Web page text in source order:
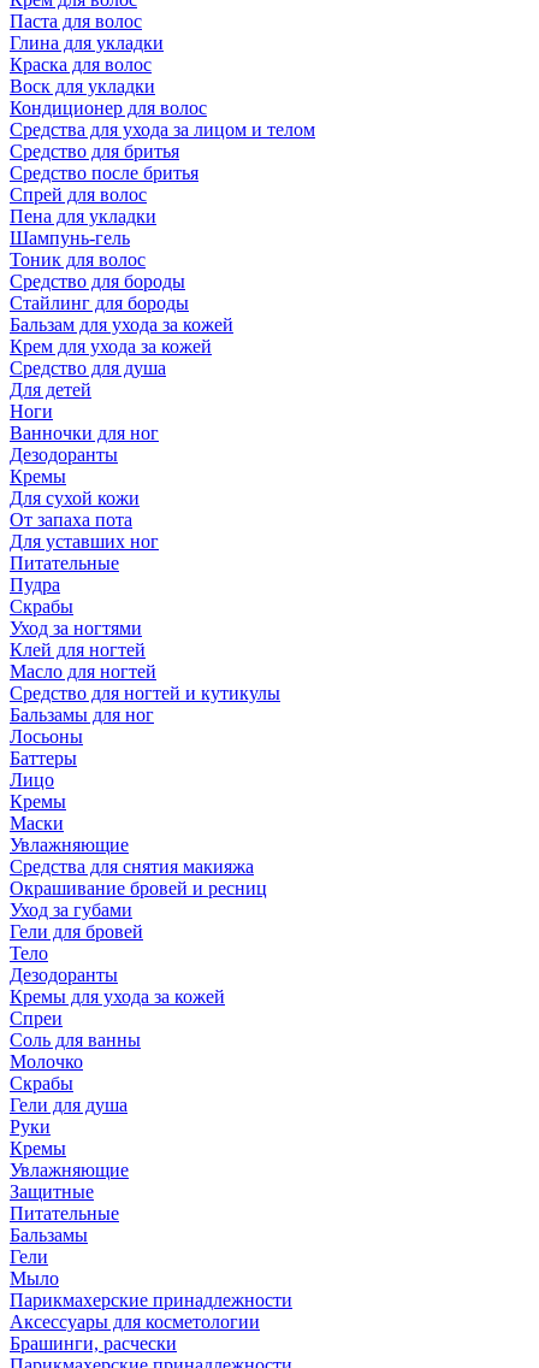
Паста для волос
Глина для укладки
Краска для волос
Воск для укладки
Кондиционер для волос
Средства для ухода за лицом и телом
Средство для бритья
Средство после бритья
Спрей для волос
Пена для укладки
Шампунь-гель
Тоник для волос
Средство для бороды
Стайлинг для бороды
Бальзам для ухода за кожей
Крем для ухода за кожей
Средство для душа
Для детей
Ноги
Ванночки для ног
Дезодоранты
Кремы
Для сухой кожи
От запаха пота
Для уставших ног
Питательные
Пудра
Скрабы
Уход за ногтями
Клей для ногтей
Масло для ногтей
Средство для ногтей и кутикулы
Бальзамы для ног
Лосьоны
Баттеры
Лицо
Кремы
Маски
Увлажняющие
Средства для снятия макияжа
Окрашивание бровей и ресниц
Уход за губами
Гели для бровей
Тело
Дезодоранты
Кремы для ухода за кожей
Спреи
Соль для ванны
Молочко
Скрабы
Гели для душа
Руки
Кремы
Увлажняющие
Защитные
Питательные
Бальзамы
Гели
Мыло
Парикмахерские принадлежности
Аксессуары для косметологии
Брашинги, расчески